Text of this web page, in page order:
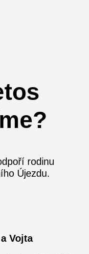
rodinu
Újezdu.
Vojta